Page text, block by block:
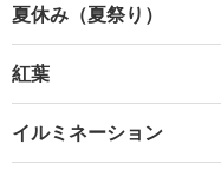
夏休み（夏祭り）
紅葉
イルミネーション